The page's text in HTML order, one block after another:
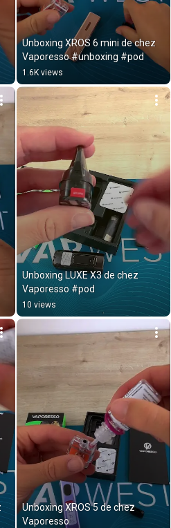
Unboxing XROS 6 mini de chez
Vaporesso #unboxing #pod
1.6K views
Unboxing LUXE X3 de chez
Vaporesso #pod
10 views
Unboxing XROS 5 de chez
Vaporesso